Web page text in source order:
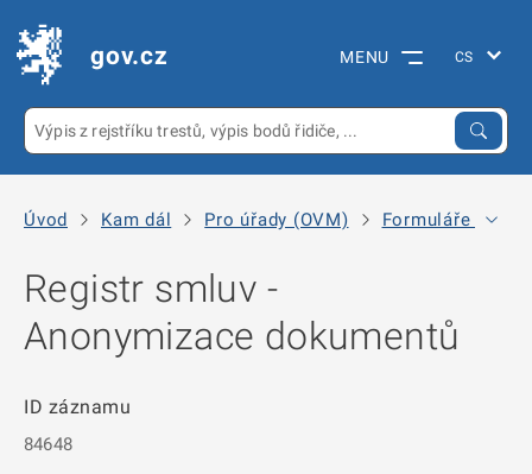
gov.cz MENU
Úvod Kam dál Pro úřady (OVM) Formuláře k
Registr smluv -
Anonymizace dokumentů
ID záznamu
84648